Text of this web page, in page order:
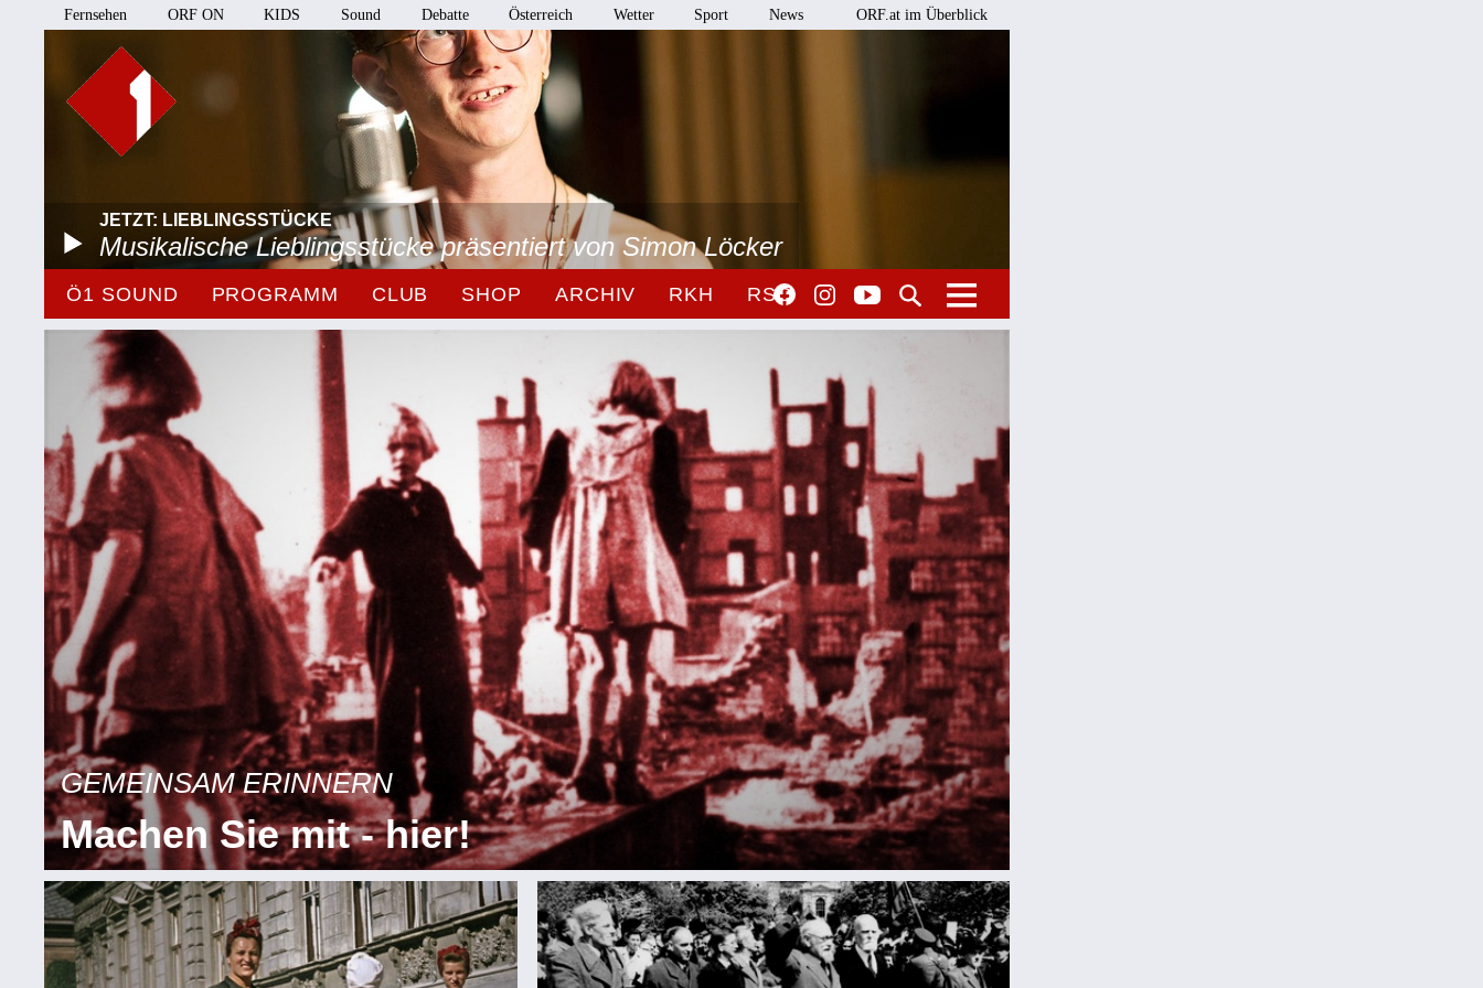
Fernsehen ORF ON KIDS Sound Debatte Österreich Wetter Sport News ORF.at im Überblick
JETZT: LIEBLINGSSTÜCKE
Musikalische Lieblingsstücke präsentiert von Simon Löcker
Ö1 SOUND PROGRAMM CLUB SHOP ARCHIV RKH RSO
GEMEINSAM ERINNERN
Machen Sie mit - hier!